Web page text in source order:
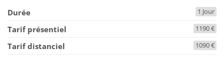
Durée 1 Jour
Tarif présentiel 1190 €
Tarif distanciel 1090 €